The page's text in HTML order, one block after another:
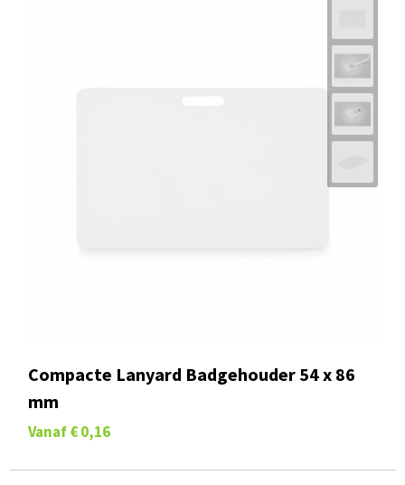
Compacte Lanyard Badgehouder 54 x 86
mm
Vanaf € 0,16